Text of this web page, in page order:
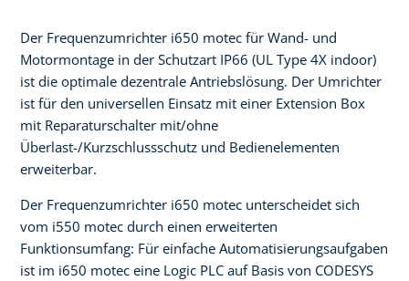
Der Frequenzumrichter i650 motec für Wand- und
Motormontage in der Schutzart IP66 (UL Type 4X indoor)
ist die optimale dezentrale Antriebslösung. Der Umrichter
ist für den universellen Einsatz mit einer Extension Box
mit Reparaturschalter mit/ohne
Überlast-/Kurzschlussschutz und Bedienelementen
erweiterbar.
Der Frequenzumrichter i650 motec unterscheidet sich
vom i550 motec durch einen erweiterten
Funktionsumfang: Für einfache Automatisierungsaufgaben
ist im i650 motec eine Logic PLC auf Basis von CODESYS